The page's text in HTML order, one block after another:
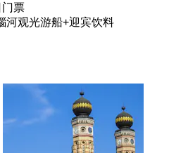
票
河观光游船+迎宾饮料